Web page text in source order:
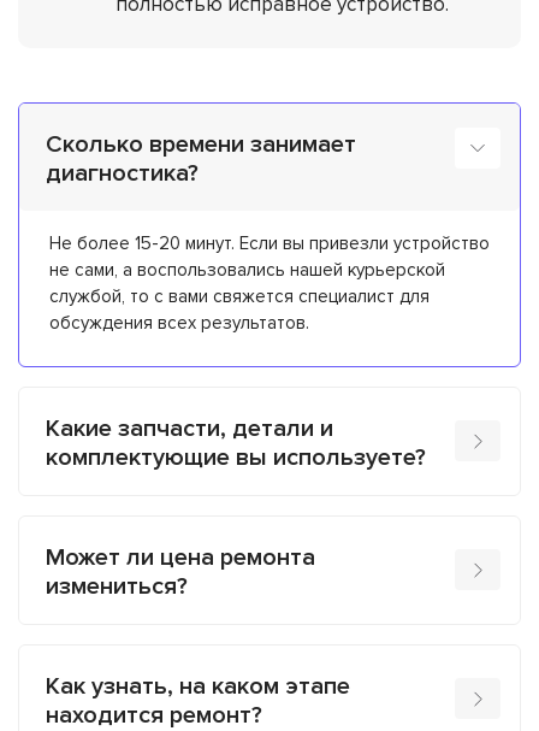
Сколько времени занимает
диагностика?
Не более 15-20 минут. Если вы привезли устройство
не сами, а воспользовались нашей курьерской
службой, то с вами свяжется специалист для
обсуждения всех результатов.
Какие запчасти, детали и
комплектующие вы используете?
Может ли цена ремонта
измениться?
Как узнать, на каком этапе
находится ремонт?